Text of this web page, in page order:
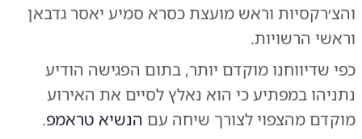
והצ׳רקסיות וראש מועצת כסרא סמיע יאסר גדבאן
וראשי הרשויות.
כפי שדיווחנו מוקדם יותר, בתום הפגישה הודיע
נתניהו במפתיע כי הוא נאלץ לסיים את האירוע
מוקדם מהצפוי לצורך שיחה עם הנשיא טראמפ.